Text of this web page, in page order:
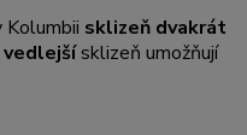
Kolumbii sklizeň dvakrát
vedlejšísklizeň umožňují